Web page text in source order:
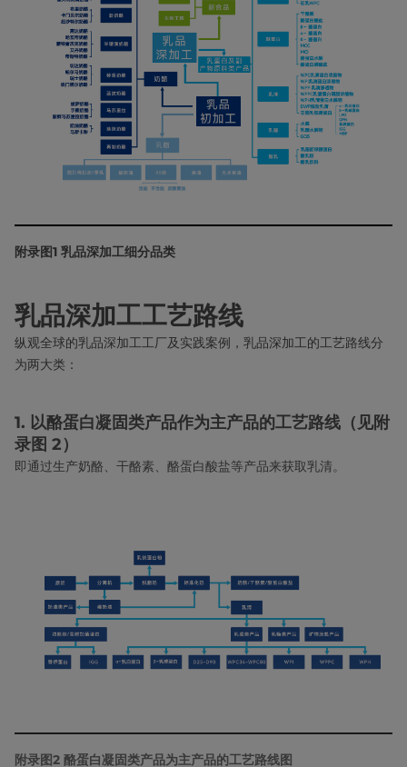
附录图1 乳品深加工细分品类
乳品深加工工艺路线
纵观全球的乳品深加工工厂及实践案例，乳品深加工的工艺路线分
为两大类：
1. 以酪蛋白凝固类产品作为主产品的工艺路线（见附
录图 2）
即通过生产奶酪、干酪素、酪蛋白酸盐等产品来获取乳清。
附录图2 酪蛋白凝固类产品为主产品的工艺路线图